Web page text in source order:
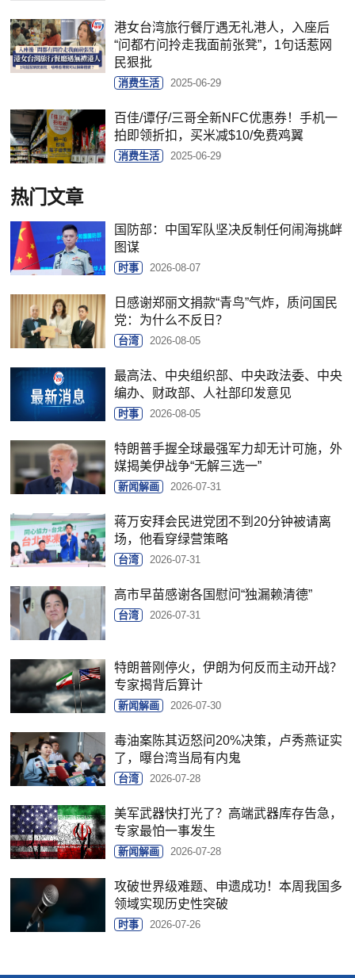
港女台湾旅行餐厅遇无礼港人，入座后
“问都冇问拎走我面前张凳”，1句话惹网
民狠批
消费生活 2025-06-29
百佳/谭仔/三哥全新NFC优惠券！手机一
拍即领折扣，买米减$10/免费鸡翼
消费生活 2025-06-29
热门文章
国防部：中国军队坚决反制任何闹海挑衅
图谋
时事 2026-08-07
日感谢郑丽文捐款“青鸟”气炸，质问国民
党：为什么不反日？
台湾 2026-08-05
最高法、中央组织部、中央政法委、中央
编办、财政部、人社部印发意见
时事 2026-08-05
特朗普手握全球最强军力却无计可施，外
媒揭美伊战争“无解三选一”
新闻解画 2026-07-31
蒋万安拜会民进党团不到20分钟被请离
场，他看穿绿营策略
台湾 2026-07-31
高市早苗感谢各国慰问“独漏赖清德”
台湾 2026-07-31
特朗普刚停火，伊朗为何反而主动开战？
专家揭背后算计
新闻解画 2026-07-30
毒油案陈其迈怒问20%决策，卢秀燕证实
了，曝台湾当局有内鬼
台湾 2026-07-28
美军武器快打光了？高端武器库存告急，
专家最怕一事发生
新闻解画 2026-07-28
攻破世界级难题、申遗成功！本周我国多
领域实现历史性突破
时事 2026-07-26